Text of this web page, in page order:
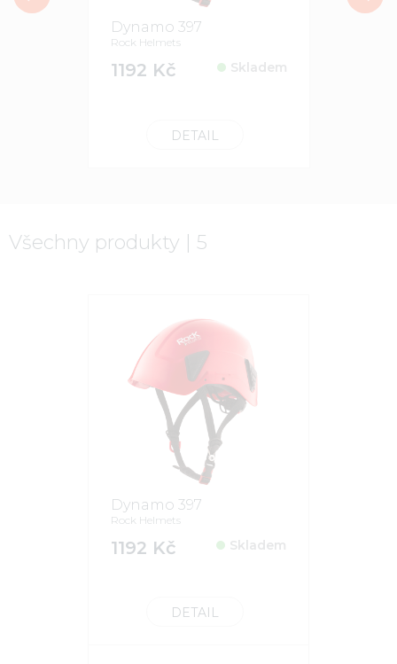
Dynamo 397
Rock Helmets
1192 Kč Skladem
DETAIL
Všechny produkty | 5
Dynamo 397
Rock Helmets
1192 Kč Skladem
DETAIL